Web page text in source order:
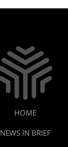
HOME
NEWS IN BRIEF